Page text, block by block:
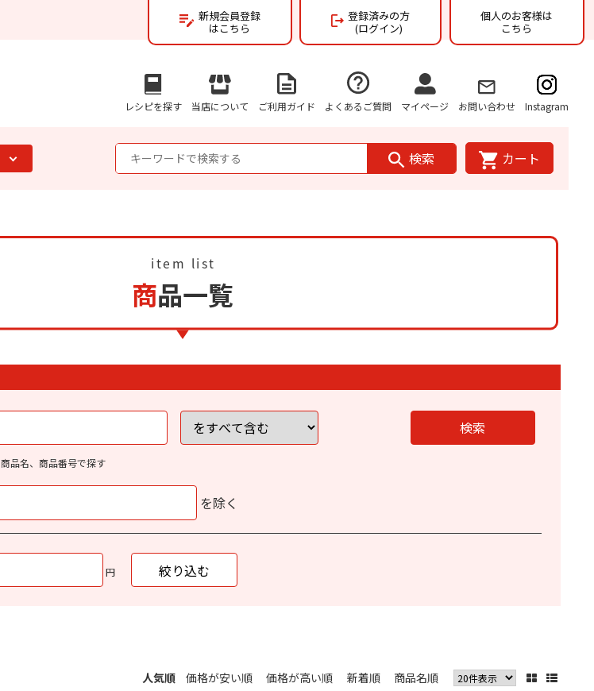
新規会員登録
はこちら
登録済みの方
(ログイン)
個人のお客様は
こちら
レシピを探す 当店について ご利用ガイド よくあるご質問 マイページ お問い合わせ Instagram
検索 カート
商品一覧
商品名、商品番号で探す
を除く
円
人気順 価格が安い順 価格が高い順 新着順 商品名順